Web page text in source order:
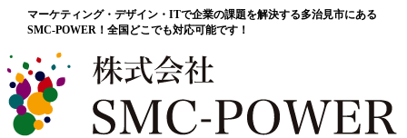
マーケティング・デザイン・ITで企業の課題を解決する多治見市にある
SMC-POWER！全国どこでも対応可能です！